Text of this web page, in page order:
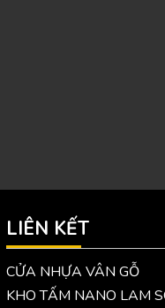
LIÊN KẾT
CỬA NHỰA VÂN GỖ
KHO TẤM NANO LAM